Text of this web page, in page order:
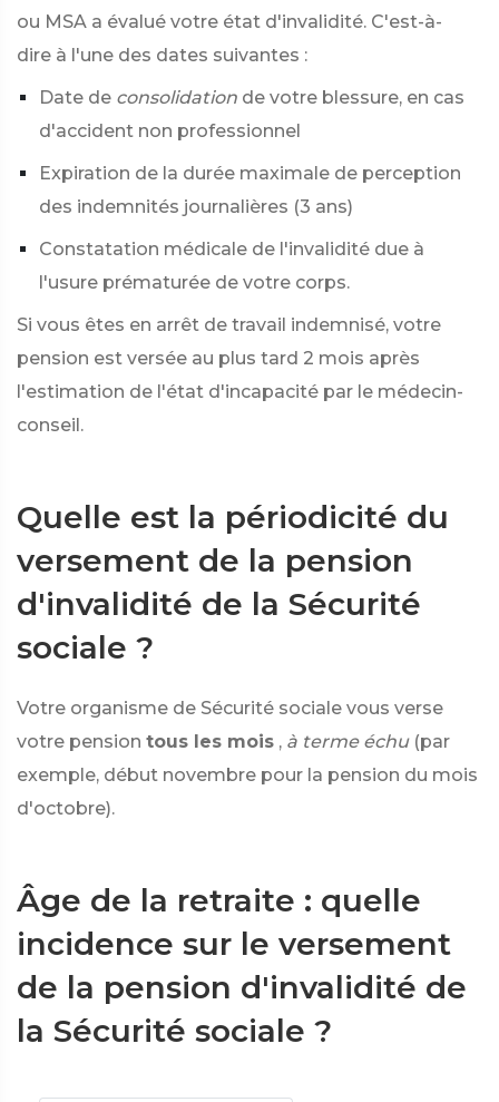
ou MSA a évalué votre état d'invalidité. C'est-à-
dire à l'une des dates suivantes :
Date de consolidation de votre blessure, en cas
d'accident non professionnel
Expiration de la durée maximale de perception
des indemnités journalières (3 ans)
Constatation médicale de l'invalidité due à
l'usure prématurée de votre corps.
Si vous êtes en arrêt de travail indemnisé, votre
pension est versée au plus tard 2 mois après
l'estimation de l'état d'incapacité par le médecin-
conseil.
Quelle est la périodicité du
versement de la pension
d'invalidité de la Sécurité
sociale ?
Votre organisme de Sécurité sociale vous verse
votre pension tous les mois , à terme échu (par
exemple, début novembre pour la pension du mois
d'octobre).
Âge de la retraite : quelle
incidence sur le versement
de la pension d'invalidité de
la Sécurité sociale ?